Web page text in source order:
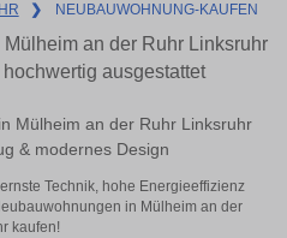
❯ NEUBAUWOHNUNG-KAUFEN
an der Ruhr Linksruhr
ausgestattet
Mülheim an der Ruhr Linksruhr
& modernes Design
Technik, hohe Energieeffizienz
in Mülheim an der
kaufen!